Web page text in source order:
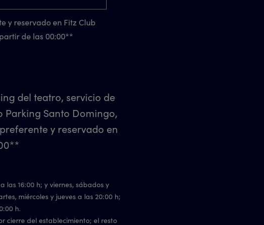
y reservado en Fitz Club
de las 00:00**
del teatro, servicio de
Parking Santo Domingo,
y reservado en
las 16:00 h; y viernes, sábados y
miércoles y jueves a las 20:00 h;
h.
cierre del establecimiento; el resto